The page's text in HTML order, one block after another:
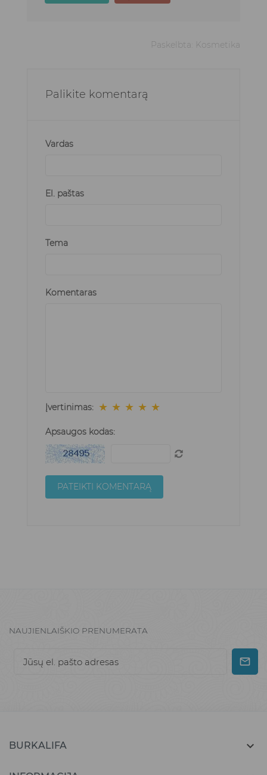
Paskelbta: Kosmetika
Palikite komentarą
Vardas
El. paštas
Tema
Komentaras
Įvertinimas: ★ ★ ★ ★ ★
Apsaugos kodas:
NAUJIENLAIŠKIO PRENUMERATA
BURKALIFA 